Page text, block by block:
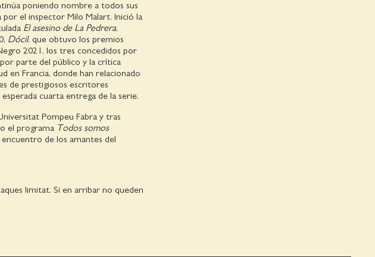
poniendo nombre a todos sus
el inspector Milo Malart. Inició la
El asesino de La Pedrera,
Dócil, que obtuvo los premios
2021, los tres concedidos por
parte del público y la crítica
en Francia, donde han relacionado
de prestigiosos escritores
cuarta entrega de la serie.
Pompeu Fabra y tras
el programa Todos somos
de los amantes del
limitat. Si en arribar no queden